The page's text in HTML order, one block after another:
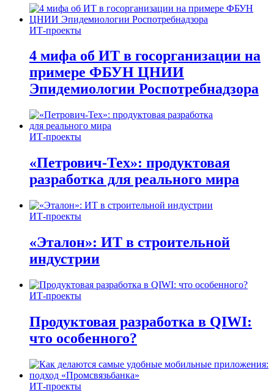
ИТ-проекты
4 мифа об ИТ в госорганизации на
примере ФБУН ЦНИИ
Эпидемиологии Роспотребнадзора
ИТ-проекты
«Петрович-Тех»: продуктовая
разработка для реального мира
ИТ-проекты
«Эталон»: ИТ в строительной
индустрии
ИТ-проекты
Продуктовая разработка в QIWI:
что особенного?
ИТ-проекты